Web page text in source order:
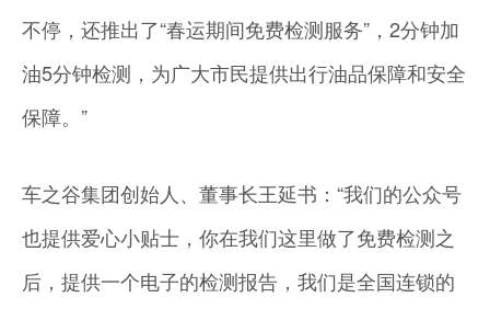
不停，还推出了“春运期间免费检测服务”，2分钟加
油5分钟检测，为广大市民提供出行油品保障和安全
保障。”
车之谷集团创始人、董事长王延书：“我们的公众号
也提供爱心小贴士，你在我们这里做了免费检测之
后，提供一个电子的检测报告，我们是全国连锁的